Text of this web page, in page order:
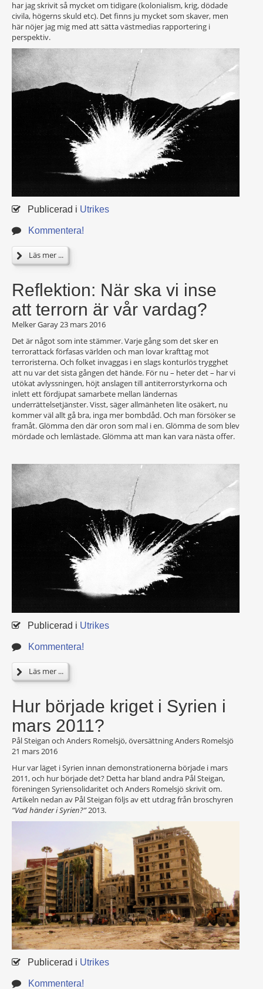
har jag skrivit så mycket om tidigare (kolonialism, krig, dödade
civila, högerns skuld etc). Det finns ju mycket som skaver, men
här nöjer jag mig med att sätta västmedias rapportering i
perspektiv.
Publicerad i Utrikes
Kommentera!
Läs mer ...
Reflektion: När ska vi inse
att terrorn är vår vardag?
Melker Garay23 mars 2016
Det är något som inte stämmer. Varje gång som det sker en
terrorattack förfasas världen och man lovar krafttag mot
terroristerna. Och folket invaggas i en slags konturlös trygghet
att nu var det sista gången det hände. För nu – heter det – har vi
utökat avlyssningen, höjt anslagen till antiterrorstyrkorna och
inlett ett fördjupat samarbete mellan ländernas
underrättelsetjänster. Visst, säger allmänheten lite osäkert, nu
kommer väl allt gå bra, inga mer bombdåd. Och man försöker se
framåt. Glömma den där oron som mal i en. Glömma de som blev
mördade och lemlästade. Glömma att man kan vara nästa offer.
Publicerad i Utrikes
Kommentera!
Läs mer ...
Hur började kriget i Syrien i
mars 2011?
Pål Steigan och Anders Romelsjö, översättning Anders Romelsjö
21 mars 2016
Hur var läget i Syrien innan demonstrationerna började i mars
2011, och hur började det? Detta har bland andra Pål Steigan,
föreningen Syriensolidaritet och Anders Romelsjö skrivit om.
Artikeln nedan av Pål Steigan följs av ett utdrag från broschyren
”Vad händer i Syrien?”2013.
Publicerad i Utrikes
Kommentera!